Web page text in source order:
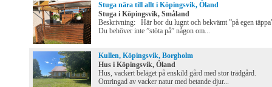
Stuga nära till allt i Köpingsvik, Öland
Stuga i Köpingsvik, Småland
Beskrivning: Här bor du lugnt och bekvämt ”på egen
Du behöver inte ”stöta på” någon om...
Kullen, Köpingsvik, Borgholm
Hus i Köpingsvik, Öland
Hus, vackert beläget på enskild gård med stor trädgård.
Omringad av vacker natur med betande djur...